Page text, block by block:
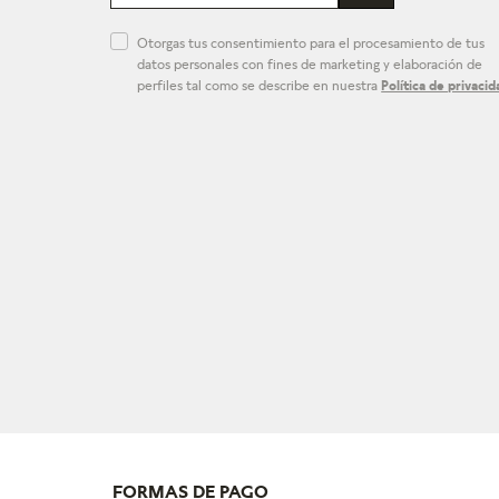
Otorgas tus consentimiento para el procesamiento de tus
datos personales con fines de marketing y elaboración de
perfiles tal como se describe en nuestra Política de
FORMAS DE PAGO